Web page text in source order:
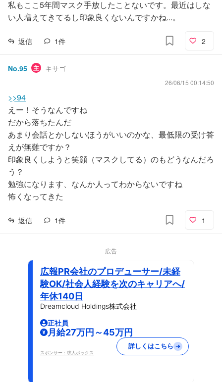
私もここ5年間マスク手放したことないです。最近はしな
い人増えてきてるし印象良くないんですかね...。
返信 1件 2
No.95 主 キサゴ
26/06/15 00:14:50
>>94
えー！そうなんですね
だから落ちたんだ
あまり会話とかしないほうがいいのかな、最低限の受け答
えが無難ですか？
印象良くしようと笑顔（マスクしてる）のもどうなんだろ
う？
勉強になります、なんか人ってわからないですね
怖くなってきた
返信 1件 1
広告
広報PR会社のプロデューサー/未経
験OK/社会人経験を次のキャリアへ/
年休140日
Dreamcloud Holdings株式会社
正社員
月給27万円～45万円
スポンサー：求人ボックス
詳しくはこちら